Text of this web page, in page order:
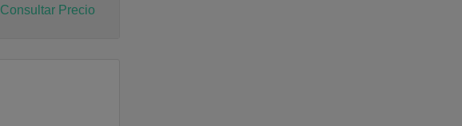
Consultar Precio